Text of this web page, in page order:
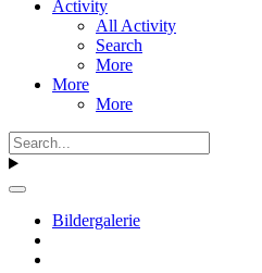
Activity
All Activity
Search
More
More
More
Bildergalerie